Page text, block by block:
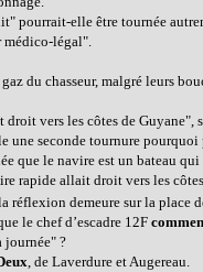
pourrait-elle être tournée
médico-légal".
du chasseur, malgré leurs
droit vers les côtes de Guyane",
une seconde tournure pourquoi
que le navire est un bateau
rapide allait droit vers les
réflexion demeure sur la place
le chef d’escadre 12F
journée" ?
, de Laverdure et Augereau.